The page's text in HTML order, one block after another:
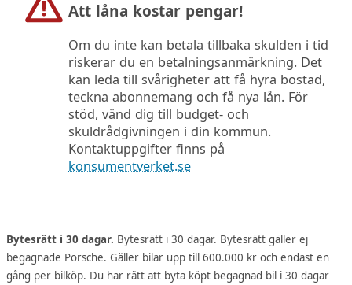
Att låna kostar pengar!
Om du inte kan betala tillbaka skulden i tid
riskerar du en betalningsanmärkning. Det
kan leda till svårigheter att få hyra bostad,
teckna abonnemang och få nya lån. För
stöd, vänd dig till budget- och
skuldrådgivningen i din kommun.
Kontaktuppgifter finns på
konsumentverket.se
Bytesrätt i 30 dagar. Bytesrätt i 30 dagar. Bytesrätt gäller ej
begagnade Porsche. Gäller bilar upp till 600.000 kr och endast en
gång per bilköp. Du har rätt att byta köpt begagnad bil i 30 dagar